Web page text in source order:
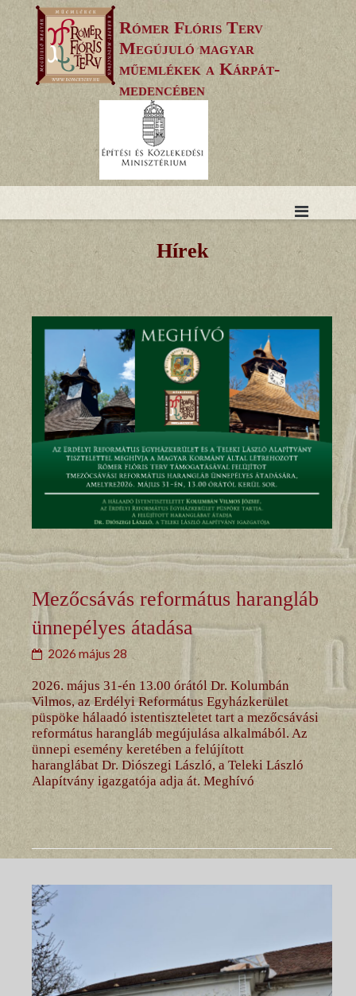
to
content
Rómer Flóris Terv
Megújuló magyar
műemlékek a Kárpát-
medencében
Hírek
Mezőcsávás református harangláb
ünnepélyes átadása
2026 május 28
2026. május 31-én 13.00 órától Dr. Kolumbán
Vilmos, az Erdélyi Református Egyházkerület
püspöke hálaadó istentiszteletet tart a mezőcsávási
református harangláb megújulása alkalmából. Az
ünnepi esemény keretében a felújított
haranglábat Dr. Diószegi László, a Teleki László
Alapítvány igazgatója adja át. Meghívó